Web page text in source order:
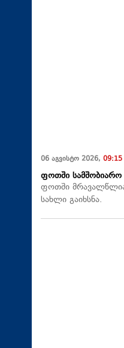
06 აგვისტო 2026, 09:15
ფოთში სამშობიარო
ფოთში
სახლი გაიხსნა.